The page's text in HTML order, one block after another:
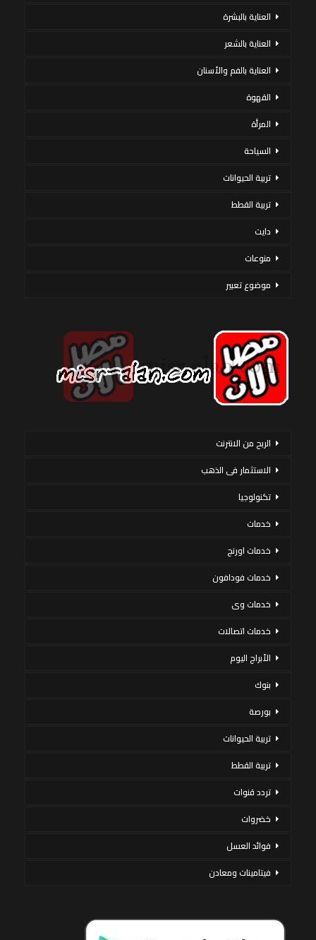
العناية بالبشرة
العناية بالشعر
العناية بالفم والأسنان
القهوة
المرأة
السياحة
تربية الحيوانات
تربية القطط
دايت
منوعات
موضوع تعبير
الربح من الانترنت
الاستثمار فى الذهب
تكنولوجيا
خدمات
خدمات اورنج
خدمات فودافون
خدمات وى
خدمات اتصالات
الأبراج اليوم
بنوك
بورصة
تربية الحيوانات
تربية القطط
تردد قنوات
خضروات
فوائد العسل
فيتامينات ومعادن